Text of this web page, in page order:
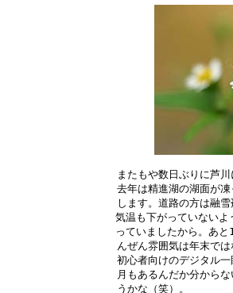
またもや数日ぶりに芦
去年は精進湖の湖面が
します。道路の方は融
気温も下がっていない
っていましたから。あ
んぜん雰囲気は年末で
初心者向けのデジタル
月もあるんだか分から